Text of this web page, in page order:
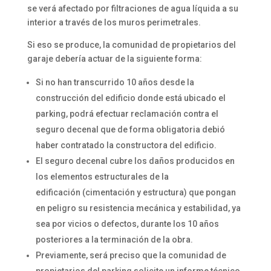
se verá afectado por filtraciones de agua líquida a su
interior a través de los muros perimetrales.
Si eso se produce, la comunidad de propietarios del
garaje debería actuar de la siguiente forma:
Si no han transcurrido 10 años desde la
construcción del edificio donde está ubicado el
parking, podrá efectuar reclamación contra el
seguro decenal que de forma obligatoria debió
haber contratado la constructora del edificio.
El seguro decenal cubre los daños producidos en
los elementos estructurales de la
edificación (cimentación y estructura) que pongan
en peligro su resistencia mecánica y estabilidad, ya
sea por vicios o defectos, durante los 10 años
posteriores a la terminación de la obra.
Previamente, será preciso que la comunidad de